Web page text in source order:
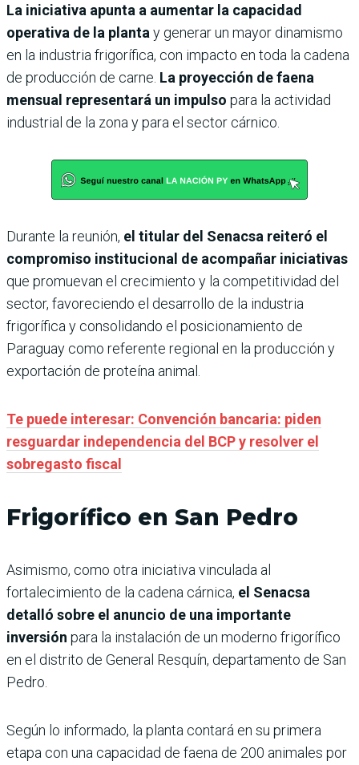
La iniciativa apunta a aumentar la capacidad
operativa de la planta y generar un mayor dinamismo
en la industria frigorífica, con impacto en toda la cadena
de producción de carne. La proyección de faena
mensual representará un impulso para la actividad
industrial de la zona y para el sector cárnico.
Durante la reunión, el titular del Senacsa reiteró el
compromiso institucional de acompañar iniciativas
que promuevan el crecimiento y la competitividad del
sector, favoreciendo el desarrollo de la industria
frigorífica y consolidando el posicionamiento de
Paraguay como referente regional en la producción y
exportación de proteína animal.
Te puede interesar: Convención bancaria: piden
resguardar independencia del BCP y resolver el
sobregasto fiscal
Frigorífico en San Pedro
Asimismo, como otra iniciativa vinculada al
fortalecimiento de la cadena cárnica, el Senacsa
detalló sobre el anuncio de una importante
inversión para la instalación de un moderno frigorífico
en el distrito de General Resquín, departamento de San
Pedro.
Según lo informado, la planta contará en su primera
etapa con una capacidad de faena de 200 animales por